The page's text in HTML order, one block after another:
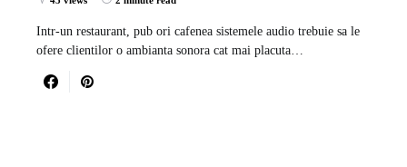
Intr-un restaurant, pub ori cafenea sistemele audio trebuie sa le
ofere clientilor o ambianta sonora cat mai placuta…